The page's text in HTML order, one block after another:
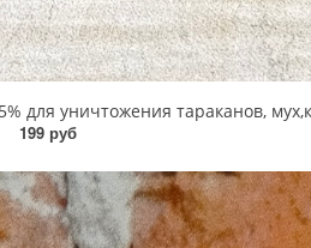
для уничтожения тараканов,
199 руб